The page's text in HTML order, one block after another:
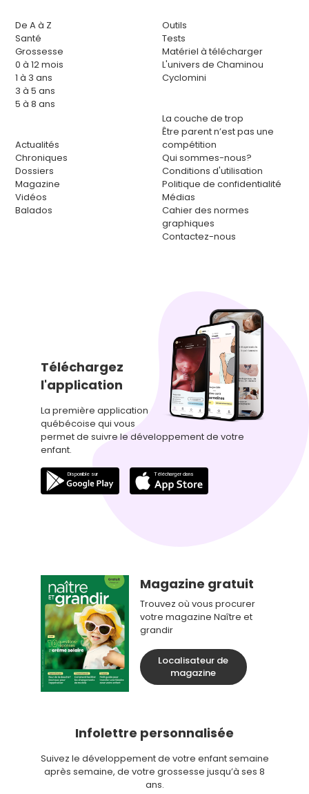
De A à Z
Santé
Grossesse
0 à 12 mois
1 à 3 ans
3 à 5 ans
5 à 8 ans
Actualités
Chroniques
Dossiers
Magazine
Vidéos
Balados
Outils
Tests
Matériel à télécharger
L'univers de Chaminou
Cyclomini
La couche de trop
Être parent n’est pas une
compétition
Qui sommes-nous?
Conditions d'utilisation
Politique de confidentialité
Médias
Cahier des normes
graphiques
Contactez-nous
Téléchargez
l'application
La première application
québécoise qui vous
permet de suivre le développement de votre
enfant.
Magazine gratuit
Trouvez où vous procurer
votre magazine Naître et
grandir
Localisateur de
magazine
Infolettre personnalisée
Suivez le développement de votre enfant semaine
après semaine, de votre grossesse jusqu’à ses 8
ans.